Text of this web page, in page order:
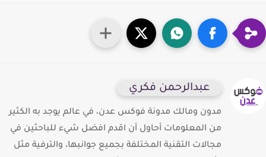
عبدالرحمن فكري
مدون ومالك مدونة فوكس عدن، في عالم يوجد به الكثير
من المعلومات أحاول أن اقدم افضل شيء للباحثين في
مجالات التقنية المختلفة بجميع جوانبها، والترفية مثل